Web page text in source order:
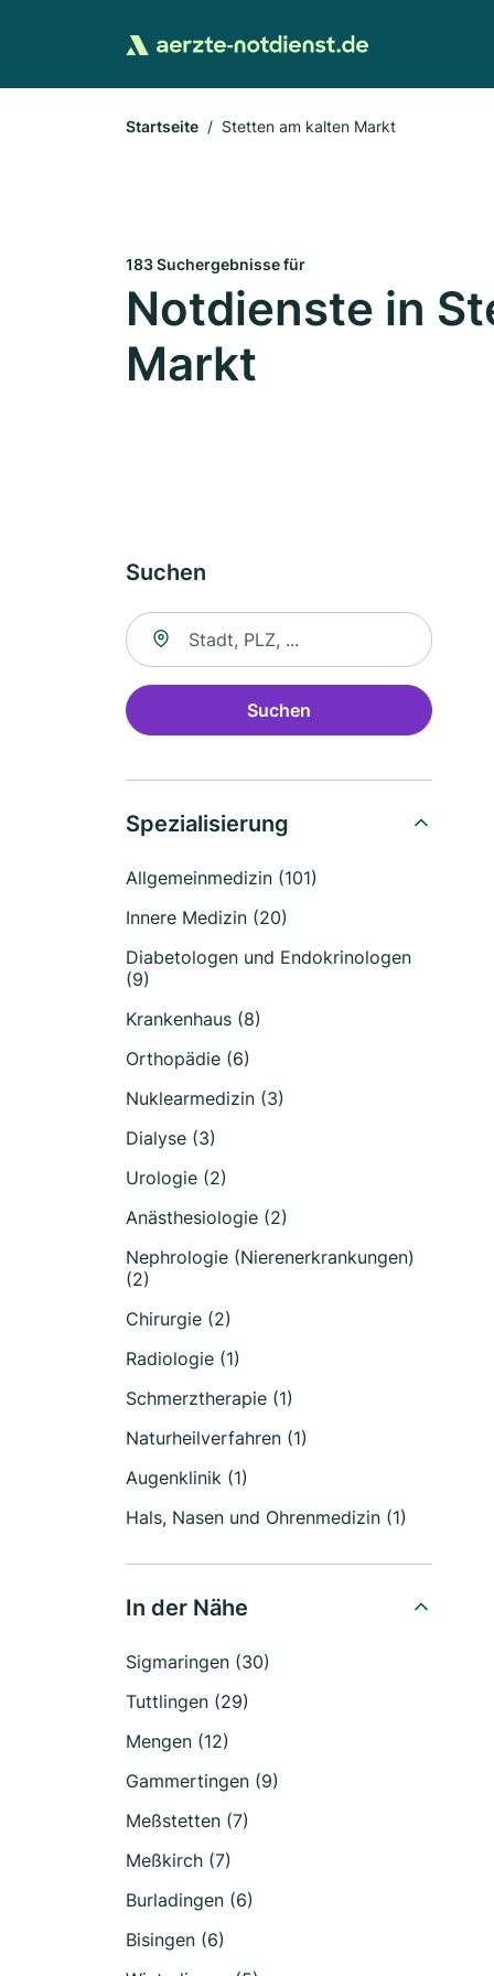
Startseite Stetten am kalten Markt
183 Suchergebnisse für
Notdienste in
Markt
Suchen
Suche nach Ort
Suchen
Spezialisierung
Allgemeinmedizin (101)
Innere Medizin (20)
Diabetologen und Endokrinologen
(9)
Krankenhaus (8)
Orthopädie (6)
Nuklearmedizin (3)
Dialyse (3)
Urologie (2)
Anästhesiologie (2)
Nephrologie (Nierenerkrankungen)
(2)
Chirurgie (2)
Radiologie (1)
Schmerztherapie (1)
Naturheilverfahren (1)
Augenklinik (1)
Hals, Nasen und Ohrenmedizin (1)
In der Nähe
Sigmaringen (30)
Tuttlingen (29)
Mengen (12)
Gammertingen (9)
Meßstetten (7)
Meßkirch (7)
Burladingen (6)
Bisingen (6)